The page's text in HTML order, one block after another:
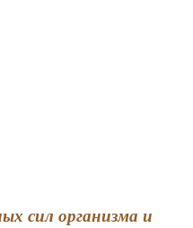
сил организма и